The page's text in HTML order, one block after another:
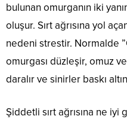
bulunan omurganın iki
oluşur. Sırt ağrısına yol
nedeni strestir. Normalde
omurgası düzleşir, omuz
daralır ve sinirler baskı
Şiddetli sırt ağrısına ne iyi